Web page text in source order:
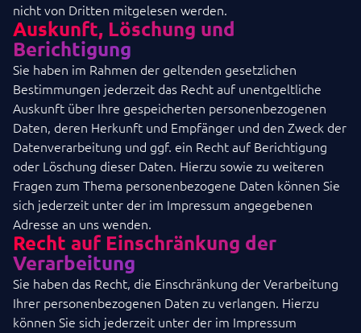
nicht von Dritten mitgelesen werden.
Auskunft, Löschung und
Berichtigung
Sie haben im Rahmen der geltenden gesetzlichen
Bestimmungen jederzeit das Recht auf unentgeltliche
Auskunft über Ihre gespeicherten personenbezogenen
Daten, deren Herkunft und Empfänger und den Zweck der
Datenverarbeitung und ggf. ein Recht auf Berichtigung
oder Löschung dieser Daten. Hierzu sowie zu weiteren
Fragen zum Thema personenbezogene Daten können Sie
sich jederzeit unter der im Impressum angegebenen
Adresse an uns wenden.
Recht auf Einschränkung der
Verarbeitung
Sie haben das Recht, die Einschränkung der Verarbeitung
Ihrer personenbezogenen Daten zu verlangen. Hierzu
können Sie sich jederzeit unter der im Impressum